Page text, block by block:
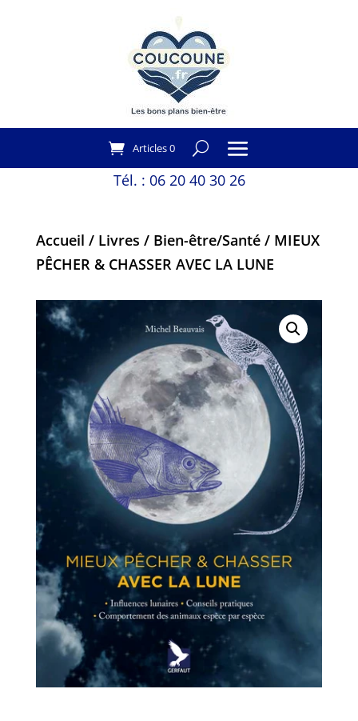
Articles 0
Tél. : 06 20 40 30 26
Accueil / Livres / Bien-être/Santé/ MIEUX
PÊCHER & CHASSER AVEC LA LUNE